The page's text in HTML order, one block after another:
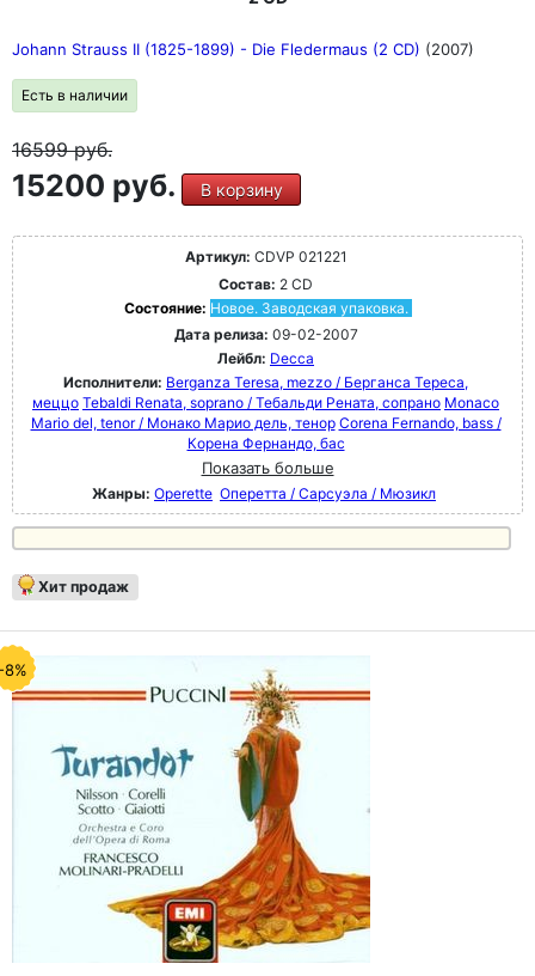
Johann Strauss II (1825-1899) - Die Fledermaus (2 CD) (2007)
Есть в наличии
16599руб.
15200 руб. В корзину
Артикул: CDVP 021221
Состав: 2 CD
Состояние: Новое. Заводская упаковка.
Дата релиза: 09-02-2007
Лейбл: Decca
Исполнители: Berganza Teresa, mezzo / Берганса Тереса,
меццо Tebaldi Renata, soprano / Тебальди Рената, сопрано Monaco
Mario del, tenor / Монако Марио дель, тенор Corena Fernando, bass /
Корена Фернандо, бас
Показать больше
Жанры: Operette Оперетта / Сарсуэла / Мюзикл
Хит продаж
8%